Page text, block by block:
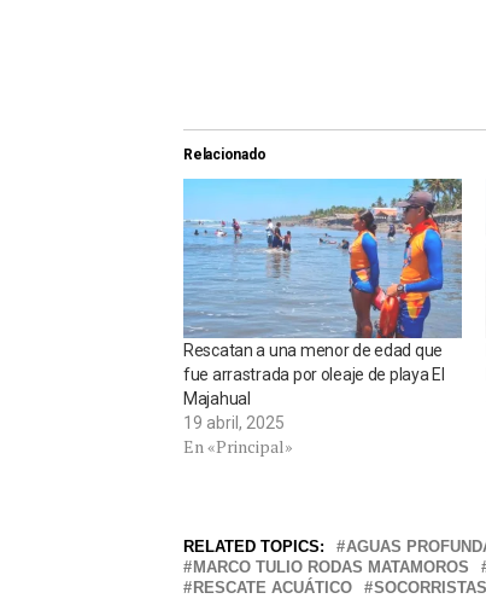
Relacionado
Rescatan a una menor de edad que
fue arrastrada por oleaje de playa El
Majahual
19 abril, 2025
En «Principal»
RELATED TOPICS: AGUAS
MARCO TULIO RODAS MATAMOROS
RESCATE ACUÁTICO
SOCORRISTAS